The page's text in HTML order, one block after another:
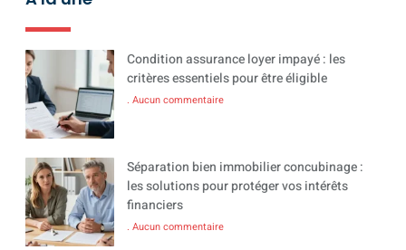
Condition assurance loyer impayé : les
critères essentiels pour être éligible
Aucun commentaire
Séparation bien immobilier concubinage :
les solutions pour protéger vos intérêts
financiers
Aucun commentaire